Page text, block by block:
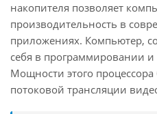
накопителя позволяет
производительность в
приложениях. Компьютер,
себя в программировании
Мощности этого
потоковой трансляции